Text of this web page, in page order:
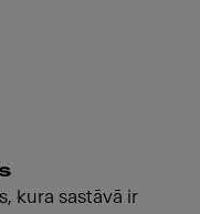
kura sastāvā ir